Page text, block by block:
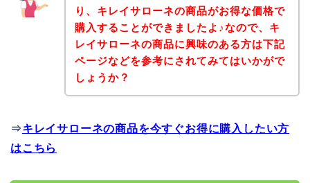
り、キレイサローネの商品がお得な価格で
購入することができましたよ♪なので、キ
レイサローネの商品に興味のある方は下記
ページなどを参考にされてみてはいかがで
しょうか？
⇒キレイサローネの商品を今すぐお得に購入したい方
はこちら